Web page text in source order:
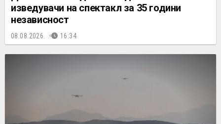
изведувачи на спектакл за 35 години
независност
08.08.2026. 16:34